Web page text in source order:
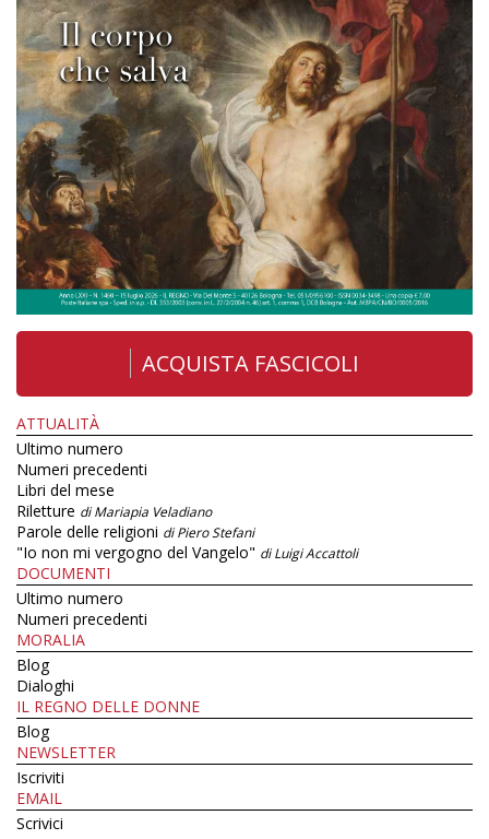
ACQUISTA FASCICOLI
ATTUALITÀ
Ultimo numero
Numeri precedenti
Libri del mese
Riletture di Mariapia Veladiano
Parole delle religioni di Piero Stefani
"Io non mi vergogno del Vangelo" di Luigi Accattoli
DOCUMENTI
Ultimo numero
Numeri precedenti
MORALIA
Blog
Dialoghi
IL REGNO DELLE DONNE
Blog
NEWSLETTER
Iscriviti
EMAIL
Scrivici